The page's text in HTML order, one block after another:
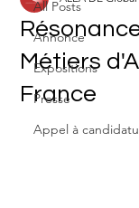
All Posts
Annonce
Expositions
Presse
Appel à
Métiers
France